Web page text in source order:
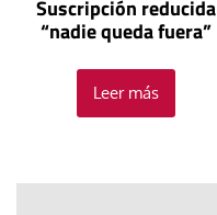
Suscripción reducida
“nadie queda fuera”
Leer más